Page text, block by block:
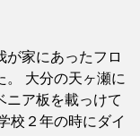
が家にあったフロ
。 大分の天ヶ瀬に
ニア板を載っけて
校２年の時にダイ